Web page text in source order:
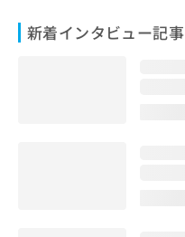
新着インタビュー記事